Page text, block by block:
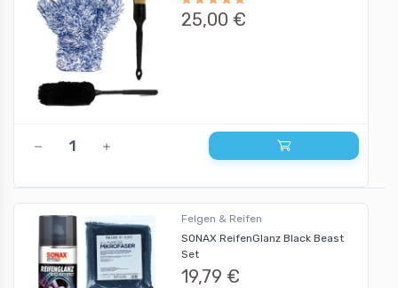
25,00 €
Felgen & Reifen
SONAX ReifenGlanz Black Beast
Set
19,79 €